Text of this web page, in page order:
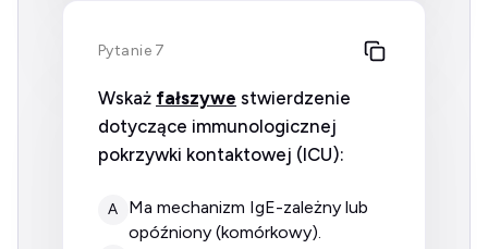
Pytanie 7
Wskaż fałszywe stwierdzenie
dotyczące immunologicznej
pokrzywki kontaktowej (ICU):
A
ma mechanizm IgE-zależny lub
opóźniony (komórkowy).